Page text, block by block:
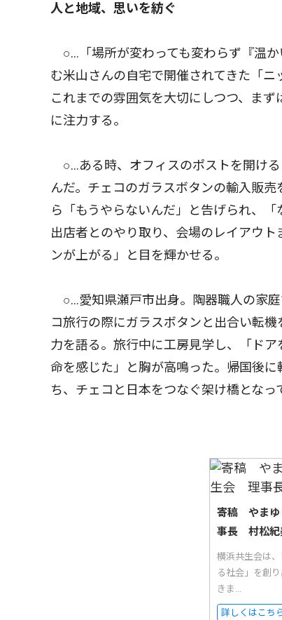
人と地域、思いを紡ぐ
○…「場所が変わっても変わらず『温
む米山さんの自宅で開催されてきた「ニ
これまでの雰囲気を大切にしつつ、ま
に注力する。
○…ある時、オフィスのポストを開け
んだ。チェコのガラスボタンの輸入販
ら「もうやらないんだ」と告げられ、
出店者とのやり取り、会場のレイアウ
ンが上がる」と目を輝かせる。
○…愛知県瀬戸市出身。陶器職人の家
コ旅行の際にガラスボタンと出合い転
力を語る。旅行中に工房見学し、「ド
命を感じた」と胸が高鳴った。帰国後
ち、チェコと日本をつなぐ架け橋となっ
寄稿 やまゆ
事長 村松紀
横浜共生会は
る社会」を創
きま...
詳しくはこち